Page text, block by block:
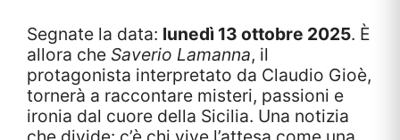
Segnate la data: lunedì 13 ottobre 2025. È
allora che Saverio Lamanna, il
protagonista interpretato da Claudio Gioè,
tornerà a raccontare misteri, passioni e
ironia dal cuore della Sicilia. Una notizia